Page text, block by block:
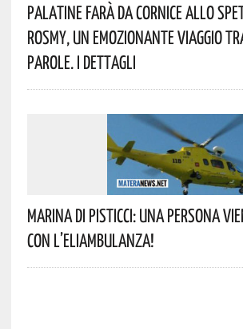
Palatine Farà Da Cornice Allo
Rosmy, Un Emozionante Viaggio
Parole. I Dettagli
Marina Di Pisticci: Una Persona
Con L’eliambulanza!